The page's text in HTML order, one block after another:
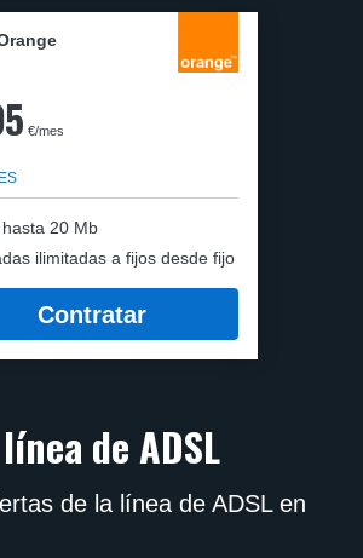
€/mes
hasta 20 Mb
ilimitadas a fijos desde fijo
Contratar
de ADSL
de la línea de ADSL en